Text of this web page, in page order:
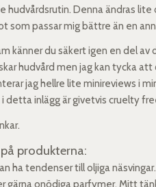
hudvårdsrutin. Denna ändras
som passar mig bättre än en
känner du säkert igen en del
hudvård men jag kan tycka
jag hellre lite minireviews i
detta inlägg är givetvis cruelty
produkterna:
ha tendenser till oljiga
gärna onödiga parfymer. Mitt